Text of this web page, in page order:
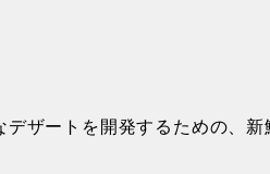
ザートを開発するための、